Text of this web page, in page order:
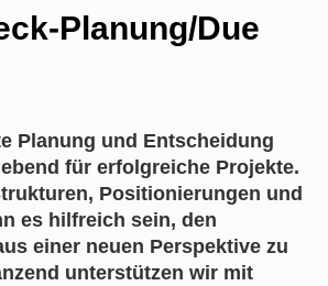
Planung/Due
Planung und Entscheidung
für erfolgreiche Projekte.
Positionierungen und
es hilfreich sein, den
einer neuen Perspektive zu
unterstützen wir mit